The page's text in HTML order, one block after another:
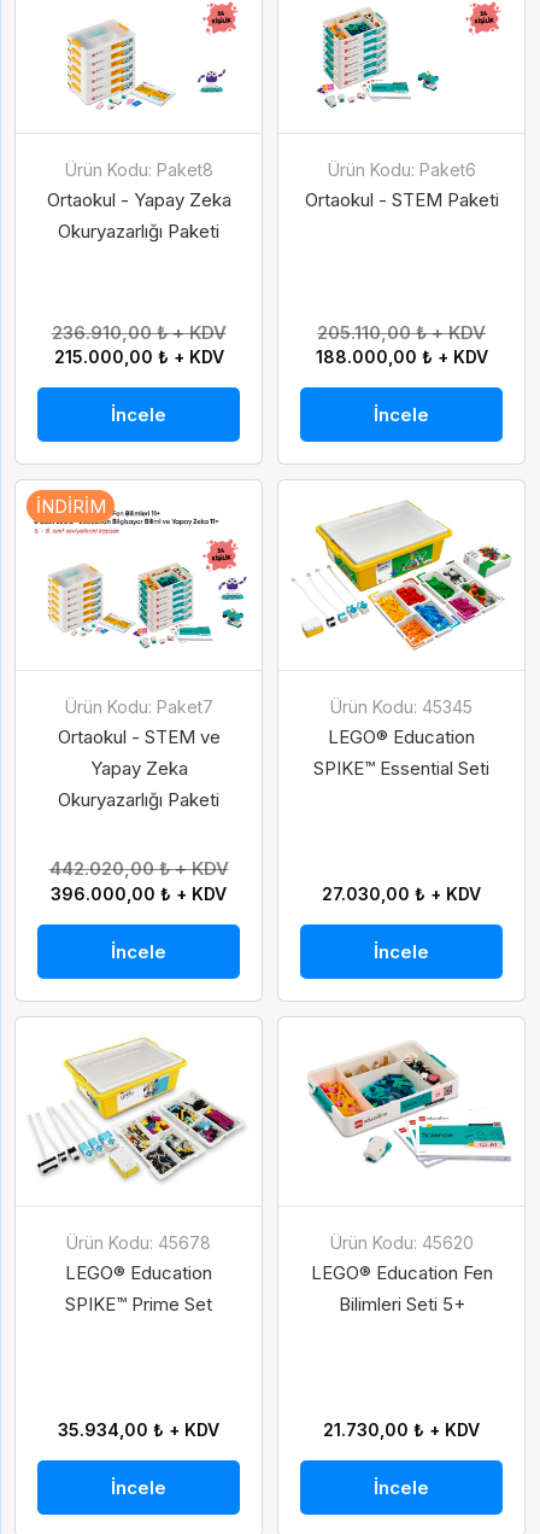
Ürün Kodu: Paket8
Ortaokul - Yapay Zeka
Okuryazarlığı Paketi
236.910,00 ₺ + KDV
215.000,00 ₺ + KDV
İncele
Ürün Kodu: Paket6
Ortaokul - STEM Paketi
205.110,00 ₺ + KDV
188.000,00 ₺ + KDV
İncele
İNDIRIM
Ürün Kodu: Paket7
Ortaokul - STEM ve
Yapay Zeka
Okuryazarlığı Paketi
442.020,00 ₺ + KDV
396.000,00 ₺ + KDV
İncele
Ürün Kodu: 45345
LEGO® Education
SPIKE™ Essential Seti
27.030,00 ₺ + KDV
İncele
Ürün Kodu: 45678
LEGO® Education
SPIKE™ Prime Set
35.934,00 ₺ + KDV
İncele
Ürün Kodu: 45620
LEGO® Education Fen
Bilimleri Seti 5+
21.730,00 ₺ + KDV
İncele
Abone Ol
Gelince Haber Ver
İsim Soy İsim